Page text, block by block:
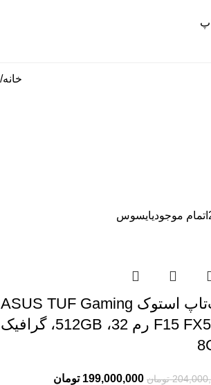
خانه
اتمام موجودیایسوس
لپ‌تاپ استوک ASUS TUF Gaming
F15 FX507 رم 32، 512GB، گرافیک
تومان 199,000,000 تومان